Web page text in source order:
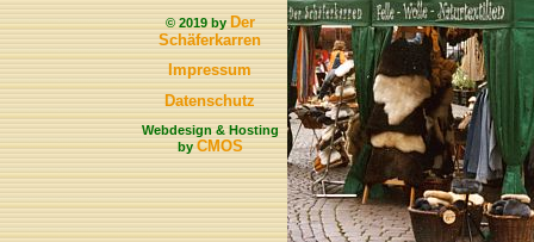
© 2019 byDer
Schäferkarren
Impressum
Datenschutz
Webdesign & Hosting
byCMOS